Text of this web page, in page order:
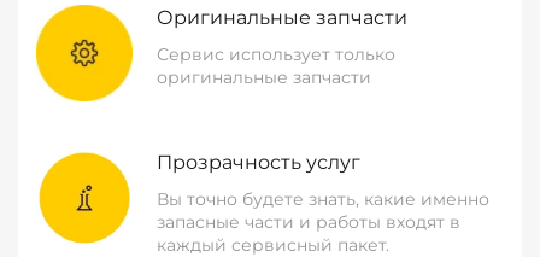
Оригинальные запчасти
Сервис использует только
оригинальные запчасти
Прозрачность услуг
Вы точно будете знать, какие именно
запасные части и работы входят в
каждый сервисный пакет.